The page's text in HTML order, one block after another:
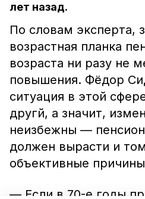
лет назад.
По словам эксперта,
возрастная планка
возраста ни разу не
повышения. Фёдор
ситуация в этой
другй, а значит,
неизбежны —
должен вырасти и
объективные
— Если в 70-е годы